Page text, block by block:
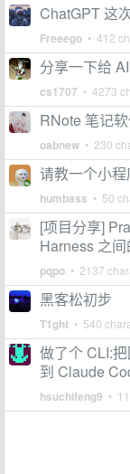
ChatGPT 这
Freeego • 412
分享一下给
cs1707 • 4273
RNote 笔记
oabnew • 230
请教一个小
humbass • 50
[项目分享]
Harness 之
pqpo • 2137
黑客松初步
T1ght • 540
做了个 CLI:
到 Claude
hsuchifeng9 •